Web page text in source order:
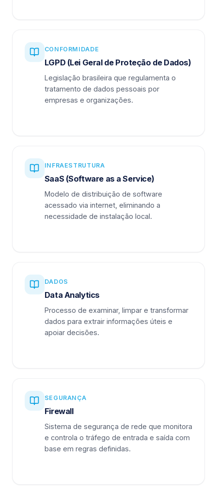
CONFORMIDADE
LGPD (Lei Geral de Proteção de Dados)
Legislação brasileira que regulamenta o
tratamento de dados pessoais por
empresas e organizações.
INFRAESTRUTURA
SaaS (Software as a Service)
Modelo de distribuição de software
acessado via internet, eliminando a
necessidade de instalação local.
DADOS
Data Analytics
Processo de examinar, limpar e transformar
dados para extrair informações úteis e
apoiar decisões.
SEGURANÇA
Firewall
Sistema de segurança de rede que monitora
e controla o tráfego de entrada e saída com
base em regras definidas.